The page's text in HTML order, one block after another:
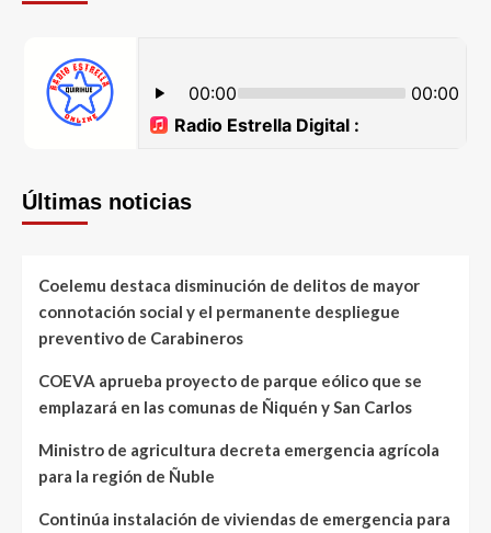
Últimas noticias
Coelemu destaca disminución de delitos de mayor
connotación social y el permanente despliegue
preventivo de Carabineros
COEVA aprueba proyecto de parque eólico que se
emplazará en las comunas de Ñiquén y San Carlos
Ministro de agricultura decreta emergencia agrícola
para la región de Ñuble
Continúa instalación de viviendas de emergencia para